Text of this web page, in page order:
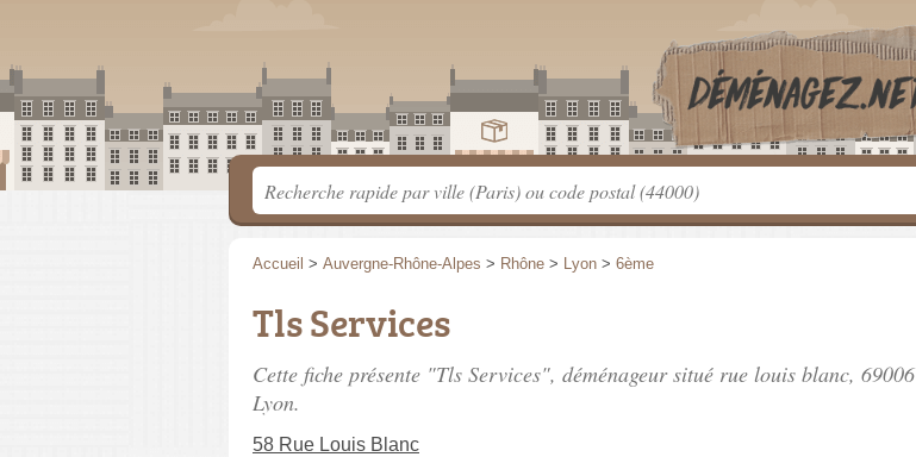
Accueil > Auvergne-Rhône-Alpes > Rhône > Lyon > 6ème
Tls Services
Cette fiche présente "Tls Services", déménageur situé rue louis blanc, 69006
Lyon.
58 Rue Louis Blanc